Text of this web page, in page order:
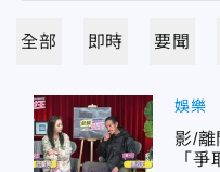
全部 即時 要聞
娛樂
影/
「